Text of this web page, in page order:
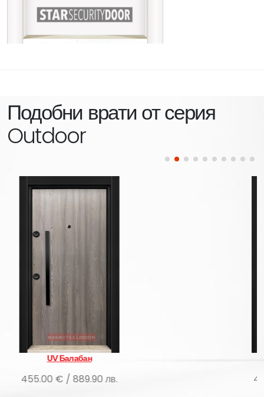
Подобни врати от серия
Outdoor
лв. 455.00 € / 889.90 лв.